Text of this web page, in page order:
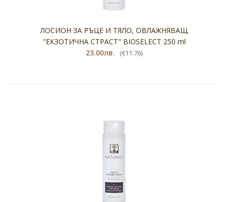
ЛОСИОН ЗА РЪЦЕ И ТЯЛО, ОВЛАЖНЯВАЩ
"ЕКЗОТИЧНА СТРАСТ" BIOSELECT 250 ml
23.00лв. (€11.76)